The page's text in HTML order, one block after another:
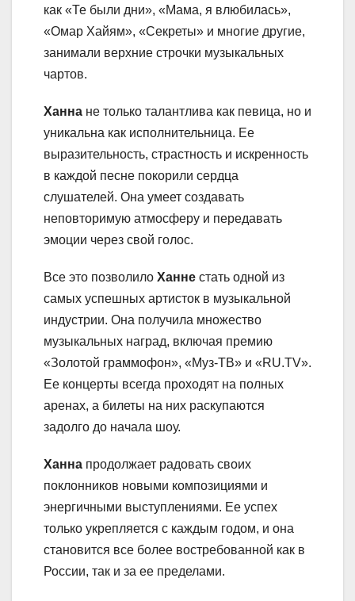
как «Те были дни», «Мама, я влюбилась»,
«Омар Хайям», «Секреты» и многие другие,
занимали верхние строчки музыкальных
чартов.
Ханна не только талантлива как певица, но и
уникальна как исполнительница. Ее
выразительность, страстность и искренность
в каждой песне покорили сердца
слушателей. Она умеет создавать
неповторимую атмосферу и передавать
эмоции через свой голос.
Все это позволило Ханне стать одной из
самых успешных артисток в музыкальной
индустрии. Она получила множество
музыкальных наград, включая премию
«Золотой граммофон», «Муз-ТВ» и «RU.TV».
Ее концерты всегда проходят на полных
аренах, а билеты на них раскупаются
задолго до начала шоу.
Ханна продолжает радовать своих
поклонников новыми композициями и
энергичными выступлениями. Ее успех
только укрепляется с каждым годом, и она
становится все более востребованной как в
России, так и за ее пределами.